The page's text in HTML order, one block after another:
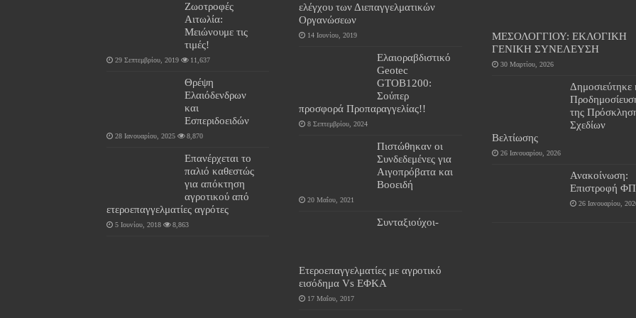
Ζωοτροφές
Αιτωλία:
Μειώνουμε τις
τιμές!
29 Σεπτεμβρίου, 2019 11,637
Θρέψη
Ελαιόδενδρων
και
Εσπεριδοειδών
28 Ιανουαρίου, 2025 8,870
Επανέρχεται το
παλιό καθεστώς
για απόκτηση
αγροτικού από
ετεροεπαγγελματίες αγρότες
5 Ιουνίου, 2018 8,863
ελέγχου των Διεπαγγελματικών
Οργανώσεων
14 Ιουνίου, 2019
Ελαιοραβδιστικό
Geotec
GTOB1200:
Σούπερ
προσφορά Προπαραγγελίας!!
8 Σεπτεμβρίου, 2024
Πιστώθηκαν οι
Συνδεδεμένες για
Αιγοπρόβατα και
Βοοειδή
20 Μαΐου, 2021
Συνταξιούχοι-
Ετεροεπαγγελματίες με αγροτικό
εισόδημα Vs ΕΦΚΑ
17 Μαΐου, 2017
ΜΕΣΟΛΟΓΓΙΟΥ: ΕΚΛΟΓΙΚΗ
ΓΕΝΙΚΗ ΣΥΝΕΛΕΥΣΗ
30 Μαρτίου, 2026
Δημοσιεύτηκε
της
Σχεδίων
Βελτίωσης
26 Ιανουαρίου, 2026
Ανακοίνωση:
Επιστροφή
26 Ιανουαρίου,